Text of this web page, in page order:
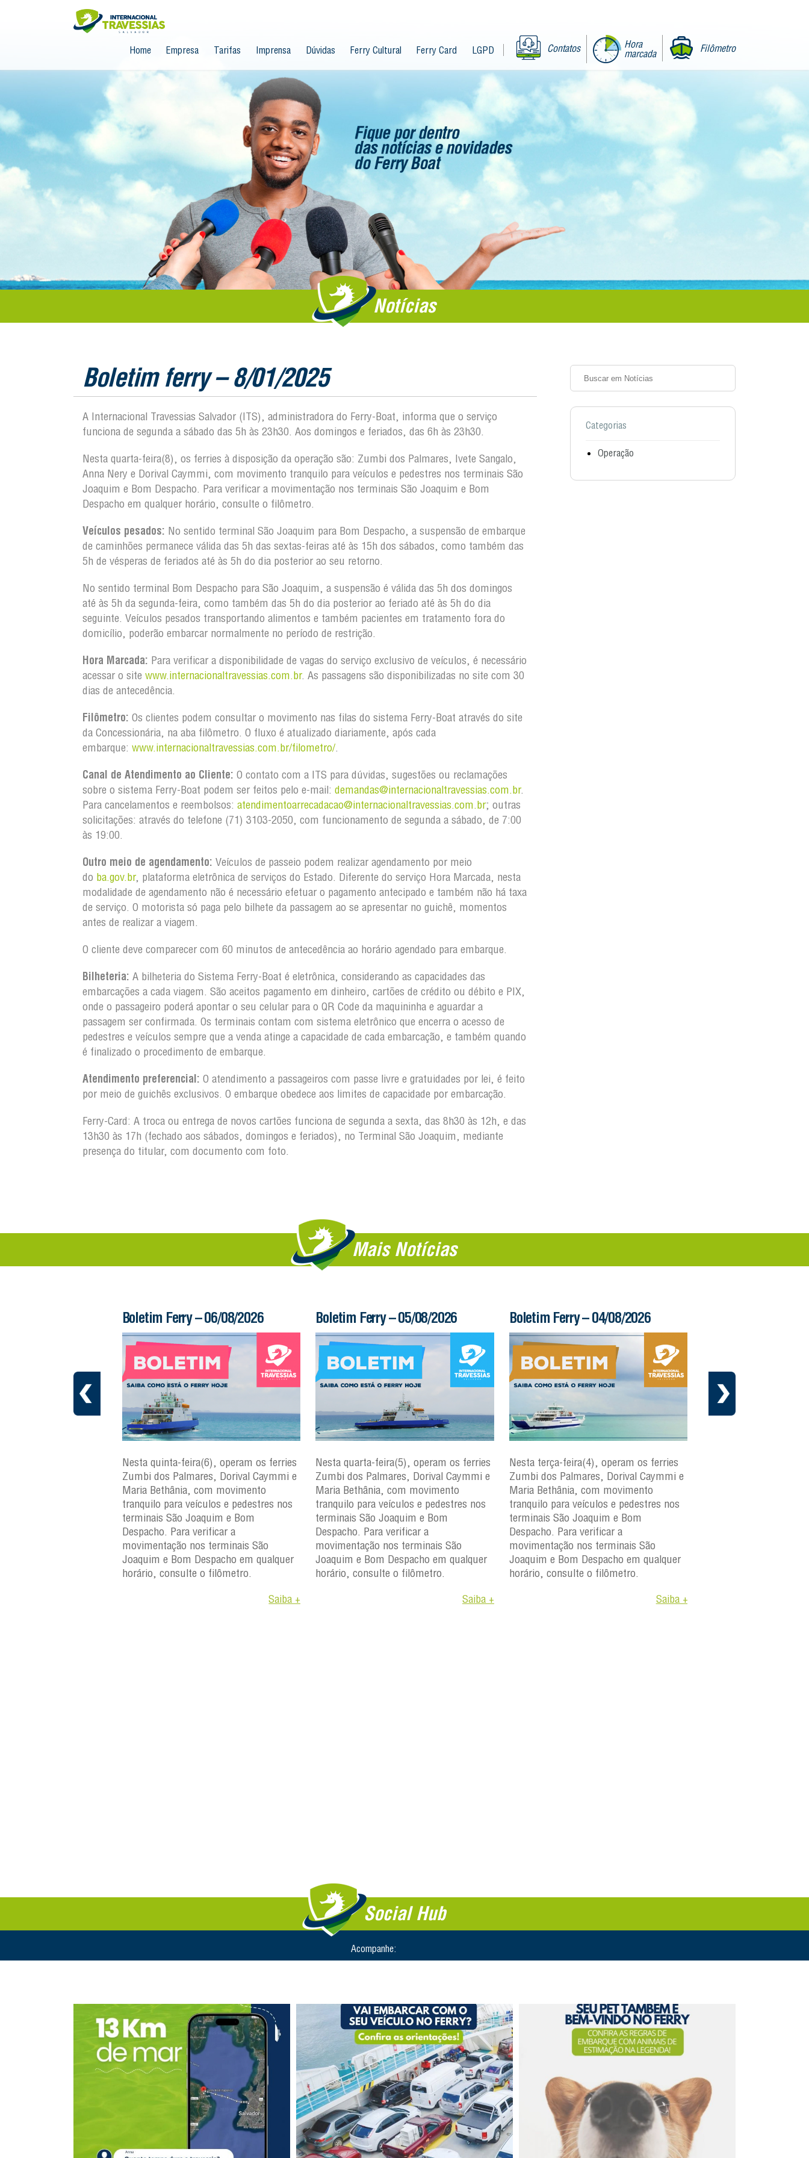
Contatos
Hora
marcada
Filômetro
Home Empresa Tarifas Imprensa Dúvidas Ferry Cultural Ferry Card LGPD
Notícias
Boletim ferry – 8/01/2025
A Internacional Travessias Salvador (ITS), administradora do Ferry-Boat, informa que o serviço
funciona de segunda a sábado das 5h às 23h30. Aos domingos e feriados, das 6h às 23h30.
Nesta quarta-feira(8), os ferries à disposição da operação são: Zumbi dos Palmares, Ivete Sangalo,
Anna Nery e Dorival Caymmi, com movimento tranquilo para veículos e pedestres nos terminais São
Joaquim e Bom Despacho. Para verificar a movimentação nos terminais São Joaquim e Bom
Despacho em qualquer horário, consulte o filômetro.
Veículos pesados: No sentido terminal São Joaquim para Bom Despacho, a suspensão de embarque
de caminhões permanece válida das 5h das sextas-feiras até às 15h dos sábados, como também das
5h de vésperas de feriados até às 5h do dia posterior ao seu retorno.
No sentido terminal Bom Despacho para São Joaquim, a suspensão é válida das 5h dos domingos
até às 5h da segunda-feira, como também das 5h do dia posterior ao feriado até às 5h do dia
seguinte. Veículos pesados transportando alimentos e também pacientes em tratamento fora do
domicílio, poderão embarcar normalmente no período de restrição.
Hora Marcada: Para verificar a disponibilidade de vagas do serviço exclusivo de veículos, é necessário
acessar o site www.internacionaltravessias.com.br. As passagens são disponibilizadas no site com 30
dias de antecedência.
Filômetro: Os clientes podem consultar o movimento nas filas do sistema Ferry-Boat através do site
da Concessionária, na aba filômetro. O fluxo é atualizado diariamente, após cada
embarque: www.internacionaltravessias.com.br/filometro/.
Canal de Atendimento ao Cliente: O contato com a ITS para dúvidas, sugestões ou reclamações
sobre o sistema Ferry-Boat podem ser feitos pelo e-mail: demandas@internacionaltravessias.com.br.
Para cancelamentos e reembolsos: atendimentoarrecadacao@internacionaltravessias.com.br; outras
solicitações: através do telefone (71) 3103-2050, com funcionamento de segunda a sábado, de 7:00
às 19:00.
Outro meio de agendamento: Veículos de passeio podem realizar agendamento por meio
do ba.gov.br, plataforma eletrônica de serviços do Estado. Diferente do serviço Hora Marcada, nesta
modalidade de agendamento não é necessário efetuar o pagamento antecipado e também não há taxa
de serviço. O motorista só paga pelo bilhete da passagem ao se apresentar no guichê, momentos
antes de realizar a viagem.
O cliente deve comparecer com 60 minutos de antecedência ao horário agendado para embarque.
Bilheteria: A bilheteria do Sistema Ferry-Boat é eletrônica, considerando as capacidades das
embarcações a cada viagem. São aceitos pagamento em dinheiro, cartões de crédito ou débito e PIX,
onde o passageiro poderá apontar o seu celular para o QR Code da maquininha e aguardar a
passagem ser confirmada. Os terminais contam com sistema eletrônico que encerra o acesso de
pedestres e veículos sempre que a venda atinge a capacidade de cada embarcação, e também quando
é finalizado o procedimento de embarque.
Atendimento preferencial: O atendimento a passageiros com passe livre e gratuidades por lei, é feito
por meio de guichês exclusivos. O embarque obedece aos limites de capacidade por embarcação.
Ferry-Card: A troca ou entrega de novos cartões funciona de segunda a sexta, das 8h30 às 12h, e das
13h30 às 17h (fechado aos sábados, domingos e feriados), no Terminal São Joaquim, mediante
presença do titular, com documento com foto.
Categorias
Operação
Mais Notícias
Boletim Ferry – 06/08/2026
Nesta quinta-feira(6), operam os ferries
Zumbi dos Palmares, Dorival Caymmi e
Maria Bethânia, com movimento
tranquilo para veículos e pedestres nos
terminais São Joaquim e Bom
Despacho. Para verificar a
movimentação nos terminais São
Joaquim e Bom Despacho em qualquer
horário, consulte o filômetro.
Saiba +
Boletim Ferry – 05/08/2026
Nesta quarta-feira(5), operam os ferries
Zumbi dos Palmares, Dorival Caymmi e
Maria Bethânia, com movimento
tranquilo para veículos e pedestres nos
terminais São Joaquim e Bom
Despacho. Para verificar a
movimentação nos terminais São
Joaquim e Bom Despacho em qualquer
horário, consulte o filômetro.
Saiba +
Boletim Ferry – 04/08/2026
Nesta terça-feira(4), operam os ferries
Zumbi dos Palmares, Dorival Caymmi e
Maria Bethânia, com movimento
tranquilo para veículos e pedestres nos
terminais São Joaquim e Bom
Despacho. Para verificar a
movimentação nos terminais São
Joaquim e Bom Despacho em qualquer
horário, consulte o filômetro.
Saiba +
Social Hub
Acompanhe: